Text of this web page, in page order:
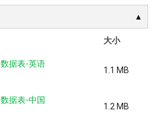
大小
据表-英语
1.1 MB
据表-中国
1.2 MB